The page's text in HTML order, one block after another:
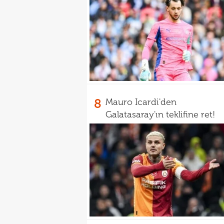
8 Mauro Icardi'den
Galatasaray'ın teklifine ret!